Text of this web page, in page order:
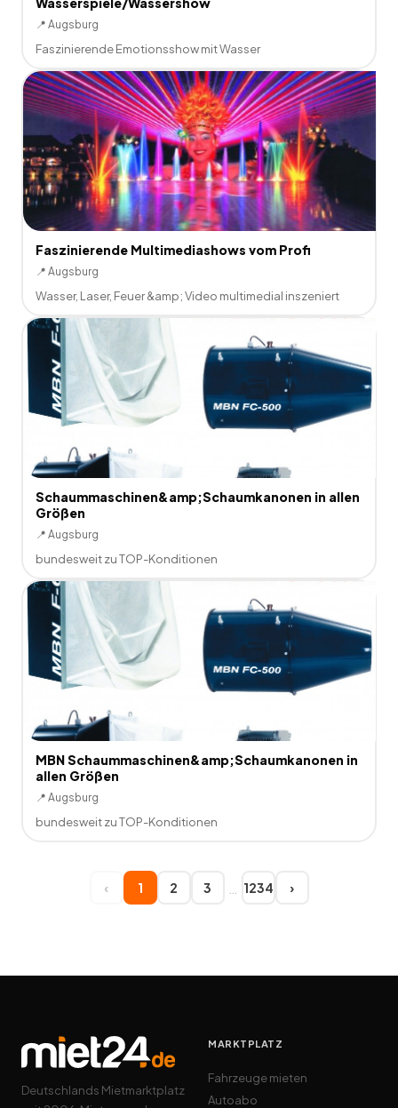
📍 Augsburg
Faszinierende Emotionsshow mit Wasser
Faszinierende Multimediashows vom Profi
📍 Augsburg
Wasser, Laser, Feuer &amp; Video multimedial inszeniert
Schaummaschinen&amp;Schaumkanonen in allen
Größen
📍 Augsburg
bundesweit zu TOP-Konditionen
MBN Schaummaschinen&amp;Schaumkanonen in
allen Größen
📍 Augsburg
bundesweit zu TOP-Konditionen
‹ 1 2 3 1234 ›
Deutschlands Mietmarktplatz
MARKTPLATZ
Fahrzeuge mieten
Autoabo